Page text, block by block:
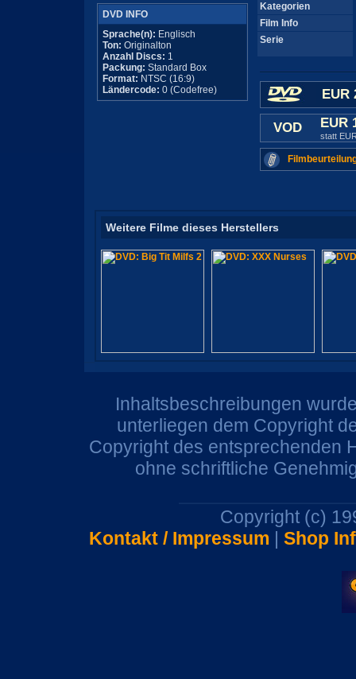
DVD INFO
Sprache(n): Englisch
Ton: Originalton
Anzahl Discs: 1
Packung: Standard Box
Format: NTSC (16:9)
Ländercode: 0 (Codefree)
Kategorien
Film Info
Serie
EUR
VOD EUR
statt
Weitere Filme dieses Herstellers
Inhaltsbeschreibungen
unterliegen dem Copyright
Copyright des entsprechenden
ohne schriftliche
Copyright (c)
Kontakt / Impressum | Shop